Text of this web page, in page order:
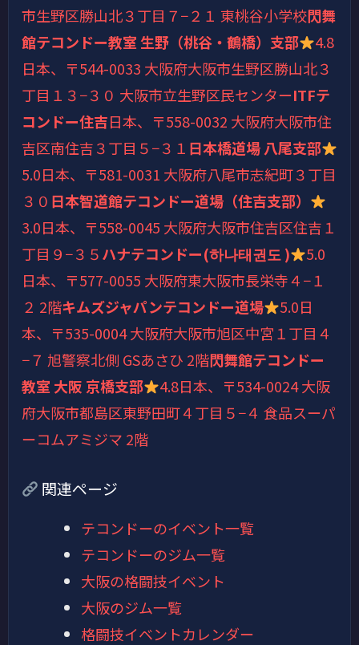
市生野区勝山北３丁目７−２１ 東桃谷小学校閃舞
館テコンドー教室 生野（桃谷・鶴橋）支部
4.8
日本、〒544-0033 大阪府大阪市生野区勝山北３
丁目１３−３０ 大阪市立生野区民センターITFテ
コンドー住吉日本、〒558-0032 大阪府大阪市住
吉区南住吉３丁目５−３１ 日本橋道場 八尾支部
5.0日本、〒581-0031 大阪府八尾市志紀町３丁目
３０ 日本智道館テコンドー道場（住吉支部）
3.0日本、〒558-0045 大阪府大阪市住吉区住吉１
丁目９−３５ハナテコンドー(하나태권도 )
5.0
日本、〒577-0055 大阪府東大阪市長栄寺４−１
２ 2階キムズジャパンテコンドー道場 5.0日
本、〒535-0004 大阪府大阪市旭区中宮１丁目４
−７ 旭警察北側 GSあさひ 2階閃舞館テコンドー
教室 大阪 京橋支部
4.8日本、〒534-0024 大阪
府大阪市都島区東野田町４丁目５−４ 食品スーパ
ーコムアミジマ 2階
関連ページ
テコンドーのイベント一覧
テコンドーのジム一覧
大阪の格闘技イベント
大阪のジム一覧
格闘技イベントカレンダー